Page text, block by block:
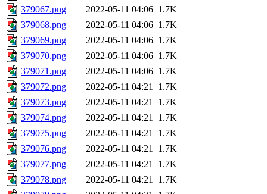
379067.png
2022-05-11 04:06 1.7K
379068.png
2022-05-11 04:06 1.7K
379069.png
2022-05-11 04:06 1.7K
379070.png
2022-05-11 04:06 1.7K
379071.png
2022-05-11 04:06 1.7K
379072.png
2022-05-11 04:21 1.7K
379073.png
2022-05-11 04:21 1.7K
379074.png
2022-05-11 04:21 1.7K
379075.png
2022-05-11 04:21 1.7K
379076.png
2022-05-11 04:21 1.7K
379077.png
2022-05-11 04:21 1.7K
379078.png
2022-05-11 04:21 1.7K